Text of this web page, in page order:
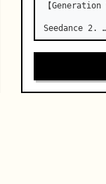
【Generation
Seedance 2.